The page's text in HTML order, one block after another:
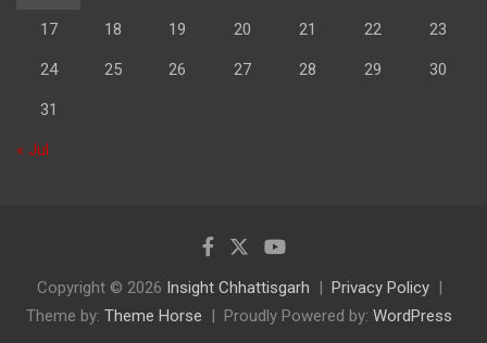
17 18 19 20 21 22 23
24 25 26 27 28 29 30
31
« Jul
Copyright © 2026 Insight Chhattisgarh
Privacy Policy
Theme by: Theme Horse Proudly Powered by: WordPress